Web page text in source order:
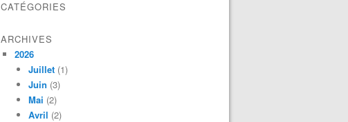
CATÉGORIES
ARCHIVES
2026
Juillet (1)
Juin (3)
Mai (2)
Avril (2)